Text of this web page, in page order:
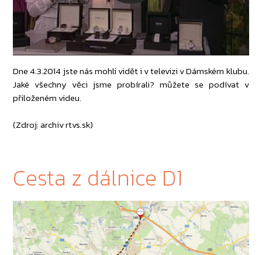
Dne 4.3.2014 jste nás mohli vidět i v televizi v Dámském klubu.
Jaké všechny věci jsme probírali? můžete se podívat v
přiloženém videu.
(Zdroj: archiv rtvs.sk)
Cesta z dálnice D1